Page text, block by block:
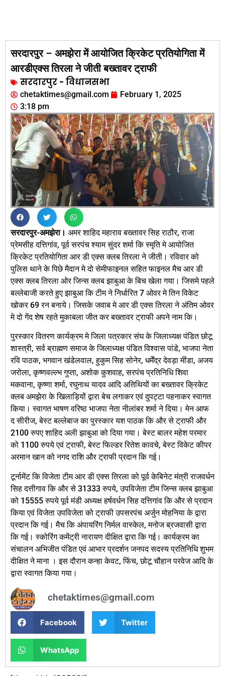
सरदारपुर – अमझेरा में आयोजित क्रिकेट प्रतियोगिता में
आरडीएक्स तिरला ने जीती बख्तावर ट्राफी
सरदारपुर - विधानसभा
chetaktimes@gmail.com
February 1, 2025
3:18 pm
सरदारपुर-अमझेरा। अमर शाहिद महाराव बख्तावर सिह राठौर, राजा
प्रेमसीह दत्तिगांव, पूर्व सरपंच श्याम सुंदर शर्मा कि स्मृति मे आयोजित
क्रिकेट प्रतियोगिता आर डी एक्स क्लब तिरला ने जीती। रविवार को
पुलिस थाने के पिछे मैदान मे दो सेमीफाइनल सहित फाइनल मैच आर डी
एक्स क्लब तिरला ओर जिन्स क्लब झाबुआ के बिच खेला गया। जिसमे पहले
बल्लेबाजी करते हुए झाबुआ कि टीम ने निर्धारित 7 ओवर मे तिन विकेट
खोकर 69 रन बनाये। जिसके जवाब मे आर डी एक्स तिरला ने अंतिम ओवर
मे दो गेंद शेष रहते मुकाबला जीत कर बख्तावर ट्राफी अपने नाम कि।
पुरस्कार वितरण कार्यक्रम मे जिला पत्रकार संघ के जिलाध्यक्ष पंडित छोटू
शास्त्री, सर्व ब्राह्मण समाज के जिलाध्यक्ष पंडित विश्वास पांडे, भाजपा नेता
रवि पाठक, भगवान खंडेलवाल, हुकुम सिह सोनेर, धर्मेंद्र देवड़ा मींडा, अजय
जरोला, कृष्णवल्ल्भ गुप्ता, अशोक कुशवाह, सरपंच प्रतिनिधि शिवा
मकवाना, कृष्णा शर्मा, रघुनाथ यादव आदि अतिथियों का बख्तावर क्रिकेट
क्लब अमझेरा के खिलाड़ियों द्वारा बेच लगाकर एवं दुपट्टा पहनाकर स्वागत
किया। स्वागत भाषण वरिष्ठ भाजपा नेता नीलांबर शर्मा ने दिया। मेन आफ
द सीरीज, बेस्ट बल्लेबाज का पुरस्कार यश पाठक कि और से ट्राफी और
2100 रुपए शाहिद अली झाबुआ को दिया गया। बेस्ट बालर महेश परमार
को 1100 रुपये एवं ट्राफी, बेस्ट फिल्डर रितेश कावचे, बेस्ट विकेट कीपर
अरमान खान को नगद राशि और ट्राफी प्रदान कि गई।
टूर्नामेंट कि विजेता टीम आर डी एक्स तिरला को पूर्व केबिनेट मंत्री राजवर्धन
सिह दत्तीगाव कि और से 31333 रुपये, उपविजेता टीम जिन्स क्लब झाबुआ
को 15555 रुपये पूर्व मंडी अध्यक्ष हर्षवर्धन सिह दत्तिगांव कि और से प्रदान
किया एवं विजेता उपविजेता को ट्राफी उपसरपंच अर्जुन मोहनिया के द्वारा
प्रदान कि गई। मैच कि अंपायरिंग निर्मल वास्केल, मनोज ब्रजवासी द्वारा
कि गई। स्कोरिंग कमेंट्री नारायण दीक्षित द्वारा कि गई। कार्यक्रम का
संचालन अभिजीत पंडित एवं आभार प्रदर्शन जनपद सदस्य प्रतिनिधि शुभम
दीक्षित ने माना । इस दौरान कन्हा केवट, फिंच, छोटू चौहान परवेज आदि के
द्वारा स्वागत किया गया।
chetaktimes@gmail.com
Facebook Twitter
WhatsApp